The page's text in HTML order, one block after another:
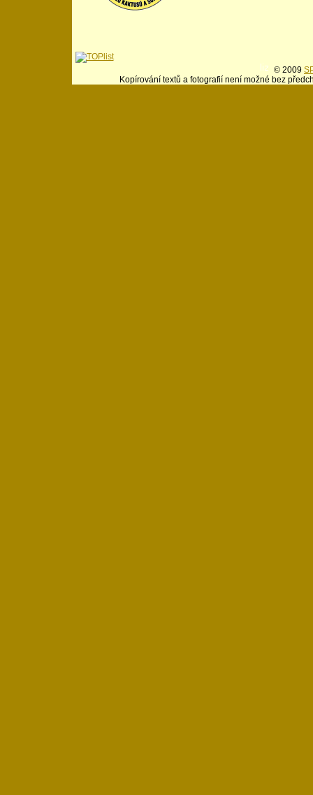
© 2009
Kopírování textů a fotografií není možné bez